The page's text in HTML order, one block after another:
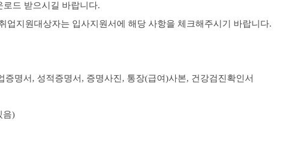
로드 받으시길 바랍니다.
업지원대상자는 입사지원서에 해당 사항을 체크해주시기 바랍니다.
증명서 , 성적증명서 , 증명사진 , 통장(급여)사본, 건강검진확인서
음)